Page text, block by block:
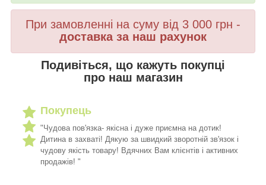
При замовленні на суму від 3 000 грн -
доставка за наш рахунок
Подивіться, що кажуть покупці
про наш магазин
Покупець
"Чудова пов'язка- якісна і дуже приємна на дотик!
Дитина в захваті! Дякую за швидкий зворотній зв'язок і
чудову якість товару! Вдячних Вам клієнтів і активних
продажів! "